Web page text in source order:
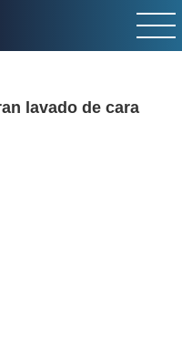
lavado de cara